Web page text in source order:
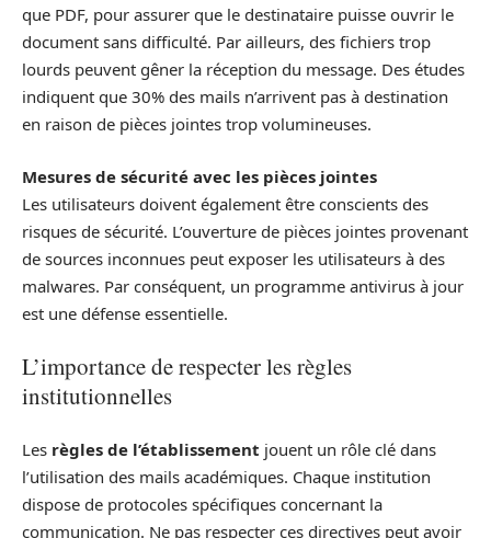
que PDF, pour assurer que le destinataire puisse ouvrir le
document sans difficulté. Par ailleurs, des fichiers trop
lourds peuvent gêner la réception du message. Des études
indiquent que 30% des mails n’arrivent pas à destination
en raison de pièces jointes trop volumineuses.
Mesures de sécurité avec les pièces jointes
Les utilisateurs doivent également être conscients des
risques de sécurité. L’ouverture de pièces jointes provenant
de sources inconnues peut exposer les utilisateurs à des
malwares. Par conséquent, un programme antivirus à jour
est une défense essentielle.
L’importance de respecter les règles
institutionnelles
Les règles de l’établissement jouent un rôle clé dans
l’utilisation des mails académiques. Chaque institution
dispose de protocoles spécifiques concernant la
communication. Ne pas respecter ces directives peut avoir